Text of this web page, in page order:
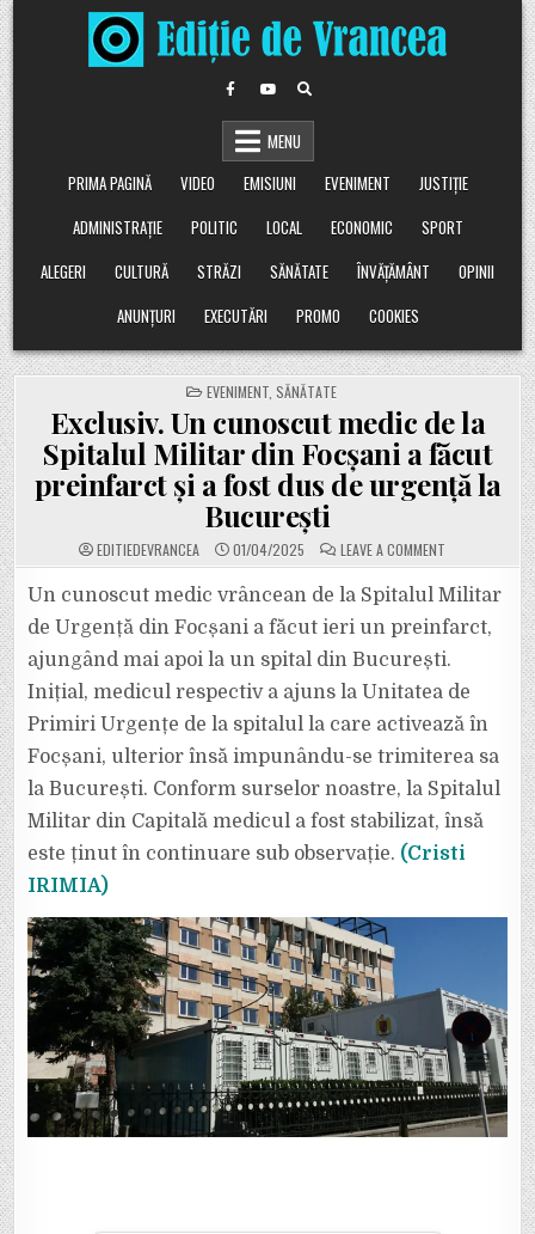
Skip
to
content
MENU
PRIMA PAGINĂ
VIDEO EMISIUNI EVENIMENT
JUSTIȚIE
ADMINISTRAȚIE
POLITIC LOCAL ECONOMIC
SPORT
ALEGERI
CULTURĂ STRĂZI SĂNĂTATE ÎNVĂȚĂMÂNT
OPINII
ANUNȚURI
EXECUTĂRI PROMO COOKIES
POSTED
IN
EVENIMENT SĂNĂTATE
Exclusiv. Un cunoscut medic de la
Spitalul Militar din Focșani a făcut
preinfarct și a fost dus de urgență la
București
EDITIEDEVRANCEA 01/04/2025 LEAVE A COMMENTON
EXCLUSIV.
CUNOSCUT
MEDIC
DE
LA
SPITALUL
MILITAR
FOCȘANI
FĂCUT
PREINFARCT
ȘI
A
FOST
DUS
URGENȚĂ
BUCUREȘTI
Un cunoscut medic vrâncean de la Spitalul Militar
de Urgență din Focșani a făcut ieri un preinfarct,
ajungând mai apoi la un spital din București.
Inițial, medicul respectiv a ajuns la Unitatea de
Primiri Urgențe de la spitalul la care activează în
Focșani, ulterior însă impunându-se trimiterea sa
la București. Conform surselor noastre, la Spitalul
Militar din Capitală medicul a fost stabilizat, însă
este ținut în continuare sub observație. (Cristi
IRIMIA)